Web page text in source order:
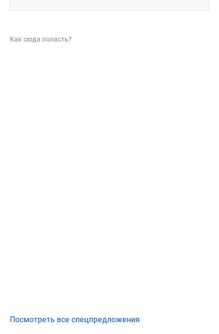
Как сюда попасть?
Посмотреть все спецпредложения